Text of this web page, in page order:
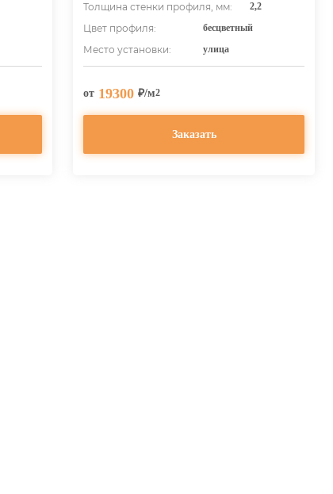
Толщина стенки профиля, мм: 2,2
Цвет профиля: бесцветный
Место установки: улица
от 19300 ₽/м2
Заказать